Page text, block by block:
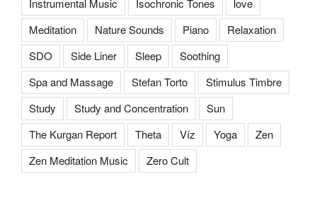
Instrumental Music Isochronic Tones
love
Meditation
Nature Sounds Piano
Relaxation
SDO
Side Liner Sleep
Soothing
Spa and Massage
Stefan Torto
Stimulus Timbre
Study
Study and Concentration
Sun
The Kurgan Report
Theta Víz Yoga
Zen
Zen Meditation Music
Zero Cult